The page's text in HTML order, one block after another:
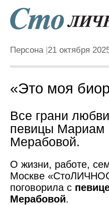
Персона 21 октября
«Это моя
Все грани
певицы Мариам
Мерабовой.
О жизни, работе,
Москве
поговорила с
Мерабовой.